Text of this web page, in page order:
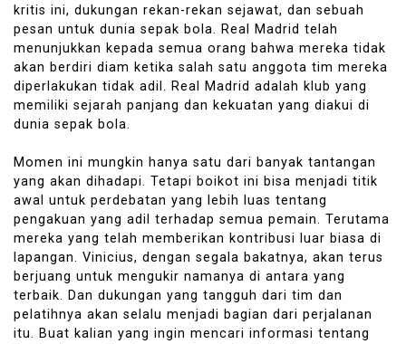
kritis ini, dukungan rekan-rekan sejawat, dan sebuah
pesan untuk dunia sepak bola. Real Madrid telah
menunjukkan kepada semua orang bahwa mereka tidak
akan berdiri diam ketika salah satu anggota tim mereka
diperlakukan tidak adil. Real Madrid adalah klub yang
memiliki sejarah panjang dan kekuatan yang diakui di
dunia sepak bola.
Momen ini mungkin hanya satu dari banyak tantangan
yang akan dihadapi. Tetapi boikot ini bisa menjadi titik
awal untuk perdebatan yang lebih luas tentang
pengakuan yang adil terhadap semua pemain. Terutama
mereka yang telah memberikan kontribusi luar biasa di
lapangan. Vinicius, dengan segala bakatnya, akan terus
berjuang untuk mengukir namanya di antara yang
terbaik. Dan dukungan yang tangguh dari tim dan
pelatihnya akan selalu menjadi bagian dari perjalanan
itu. Buat kalian yang ingin mencari informasi tentang